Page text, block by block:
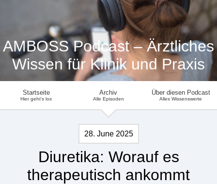
AMBOSS Podcast – Ärztliches
Wissen für Klinik und Praxis
Startseite
Hier geht's los
Archiv
Alle Episoden
Über diesen Podcast
Alles Wissenswerte
28. June 2025
Diuretika: Worauf es
therapeutisch ankommt